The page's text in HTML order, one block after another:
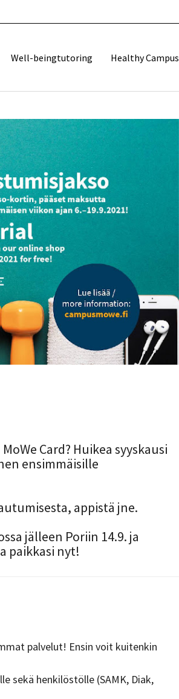
Well-beingtutoring Healthy Campus
Card? Huikea syyskausi
ensimmäisille
appistä jne.
jälleen Poriin 14.9. ja
paikkasi nyt!
palvelut! Ensin voit kuitenkin
sekä henkilöstölle (SAMK, Diak,